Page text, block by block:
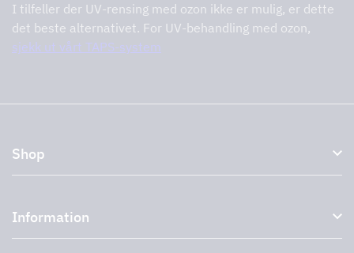
I tilfeller der UV-rensing med ozon ikke er mulig, er dette
det beste alternativet. For UV-behandling med ozon,
sjekk ut vårt TAPS-system
Shop
Eksterne vifter
Tilbehør til avtrekkshetter
Information